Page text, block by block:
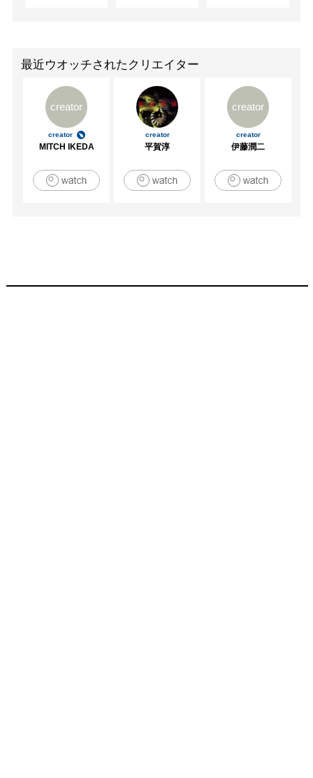
最近ウオッチされたクリエイター
creator
creator
MITCH IKEDA
creator
平賀淳
creator
creator
伊藤潤二